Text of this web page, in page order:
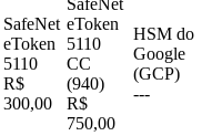
SafeNet
eToken
5110
R$
300,00
eToken
5110
CC
(940)
R$
750,00
HSM do
Google
(GCP)
---